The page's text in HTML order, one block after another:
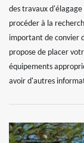
des travaux
procéder à la
important de convier
propose de placer
équipements
avoir d'autres